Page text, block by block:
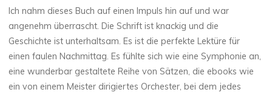
Ich nahm dieses Buch auf einen Impuls hin auf und war
angenehm überrascht. Die Schrift ist knackig und die
Geschichte ist unterhaltsam. Es ist die perfekte Lektüre für
einen faulen Nachmittag. Es fühlte sich wie eine Symphonie an,
eine wunderbar gestaltete Reihe von Sätzen, die ebooks wie
ein von einem Meister dirigiertes Orchester, bei dem jedes